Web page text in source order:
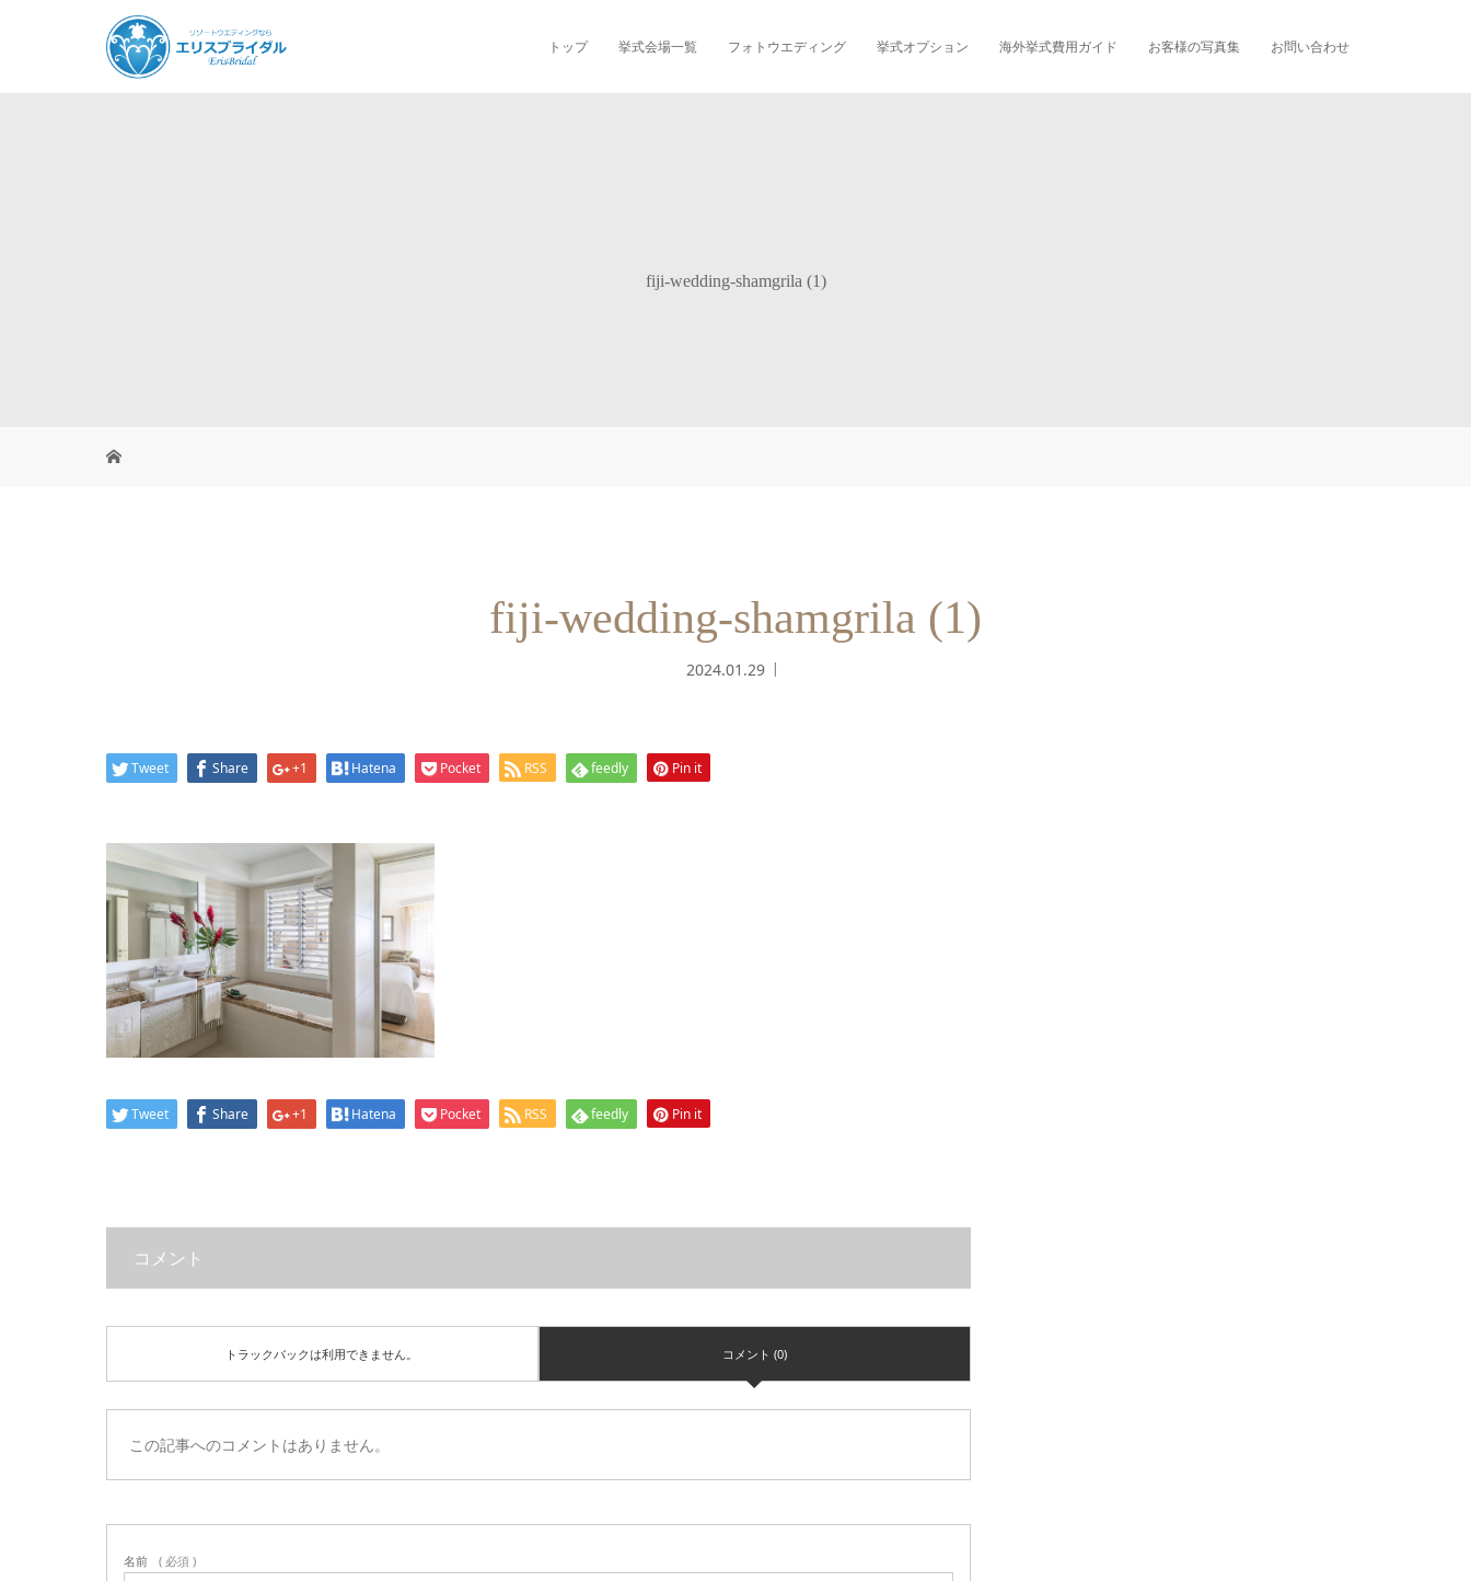
トップ 挙式会場一覧 フォトウエディング 挙式オプション 海外挙式費用ガイド お客様の写真集 お問い合わせ
fiji-wedding-shamgrila (1)
fiji-wedding-shamgrila (1)
2024.01.29
Tweet Share +1 Hatena Pocket RSS feedly Pin it
Tweet Share +1 Hatena Pocket RSS feedly Pin it
コメント
トラックバックは利用できません。 コメント (0)
この記事へのコメントはありません。
名前 ( 必須 )